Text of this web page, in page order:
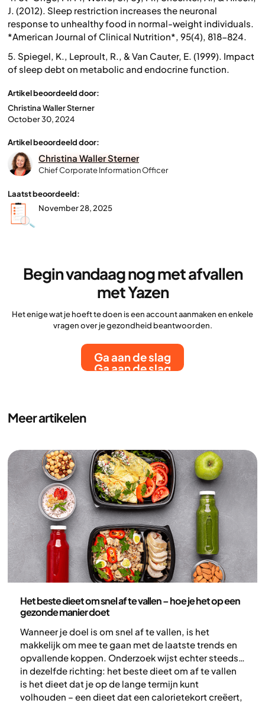
J. (2012). Sleep restriction increases the neuronal
response to unhealthy food in normal-weight individuals.
*American Journal of Clinical Nutrition*, 95(4), 818-824.
5. Spiegel, K., Leproult, R., & Van Cauter, E. (1999). Impact
of sleep debt on metabolic and endocrine function.
Artikel beoordeeld door:
Christina Waller Sterner
October 30, 2024
Artikel beoordeeld door:
Christina Waller Sterner
Chief Corporate Information Officer
Laatst beoordeeld:
November 28, 2025
Begin vandaag nog met afvallen
met Yazen
Het enige wat je hoeft te doen is een account aanmaken en enkele
vragen over je gezondheid beantwoorden.
Ga aan de slag
Ga aan de slag
Meer artikelen
Het beste dieet om snel af te vallen – hoe je het op een
gezonde manier doet
Wanneer je doel is om snel af te vallen, is het
makkelijk om mee te gaan met de laatste trends en
opvallende koppen. Onderzoek wijst echter steeds
in dezelfde richting: het beste dieet om af te vallen
is het dieet dat je op de lange termijn kunt
volhouden – een dieet dat een calorietekort creëert,